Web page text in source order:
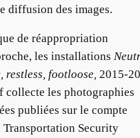
diffusion des images.
de réappropriation
les installations
restless, footloose, 2015-
les photographies
publiées sur le compte
Transportation Security